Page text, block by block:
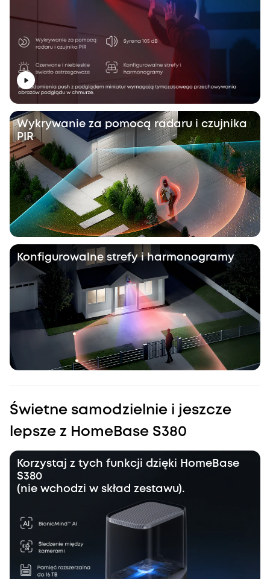
Wykrywanie za pomocą radaru i czujnika
PIR
Konfigurowalne strefy i harmonogramy
Świetne samodzielnie i jeszcze
lepsze z HomeBase S380
Korzystaj z tych funkcji dzięki HomeBase
S380
(nie wchodzi w skład zestawu).